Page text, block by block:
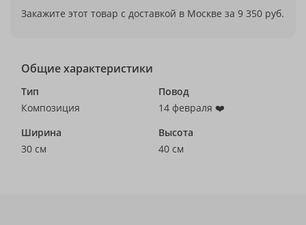
Закажите этот товар с доставкой в Москве за 9 350 руб.
Общие характеристики
Тип
Композиция
Повод
14 февраля ❤️
Ширина
30 см
Высота
40 см